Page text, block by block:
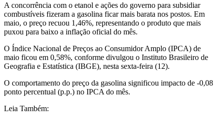
A concorrência com o etanol e ações do governo para subsidiar
combustíveis fizeram a gasolina ficar mais barata nos postos. Em
maio, o preço recuou 1,46%, representando o produto que mais
puxou para baixo a inflação oficial do mês.
O Índice Nacional de Preços ao Consumidor Amplo (IPCA) de
maio ficou em 0,58%, conforme divulgou o Instituto Brasileiro de
Geografia e Estatística (IBGE), nesta sexta-feira (12).
O comportamento do preço da gasolina significou impacto de -0,08
ponto percentual (p.p.) no IPCA do mês.
Leia Também: